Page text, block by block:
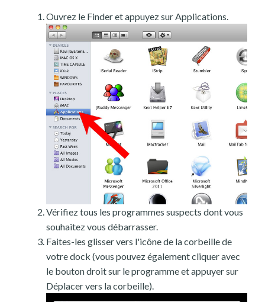
Ouvrez le Finder et appuyez sur Applications.
Vérifiez tous les programmes suspects dont vous
souhaitez vous débarrasser.
Faites-les glisser vers l'icône de la corbeille de
votre dock (vous pouvez également cliquer avec
le bouton droit sur le programme et appuyer sur
Déplacer vers la corbeille).